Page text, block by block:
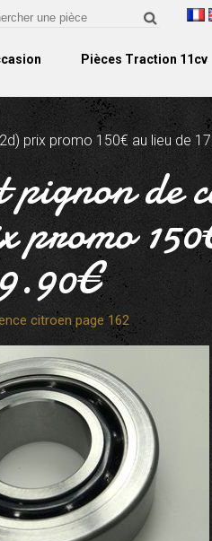
Pièces Traction 11cv
prix promo 150€ au lieu de
de
citroen page 162